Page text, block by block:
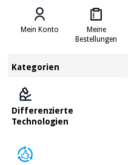
Mein Konto
Meine
Bestellungen
Kategorien
Differenzierte
Technologien